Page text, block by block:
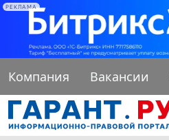
РЕКЛАМА
Компания Вакансии